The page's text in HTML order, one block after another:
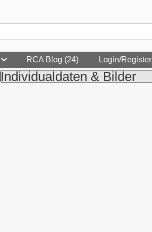
RCA Blog (24) Login/Register
Individualdaten & Bilder